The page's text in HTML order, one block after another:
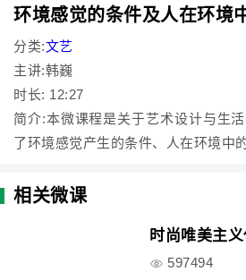
环境感觉的条件及人在环境
分类:文艺
主讲:韩巍
时长: 12:27
简介:本微课程是关于艺术设计与生
了环境感觉产生的条件、人在环境中
相关微课
597494